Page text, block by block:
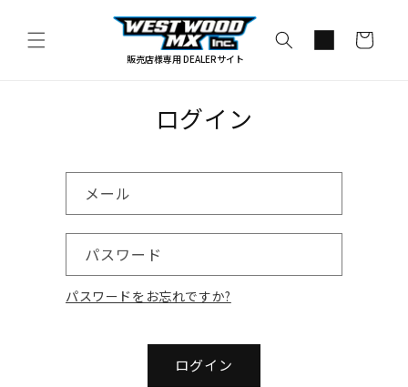
進む
販売店様専用 DEALERサイト
ー
ログイン
メール
パスワード
パスワードをお忘れですか?
ログイン